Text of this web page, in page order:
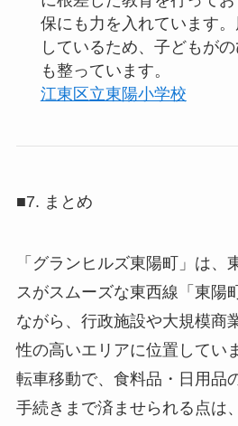
保にも力を入れています
しているため、子どもが
も整っています。
江東区立東陽小学校
■7. まとめ
「グランヒルズ東陽町」は、
スがスムーズな東西線「東陽
ながら、行政施設や大規模商
性の高いエリアに位置してい
転車移動で、食料品・日用品
手続きまで済ませられる点は